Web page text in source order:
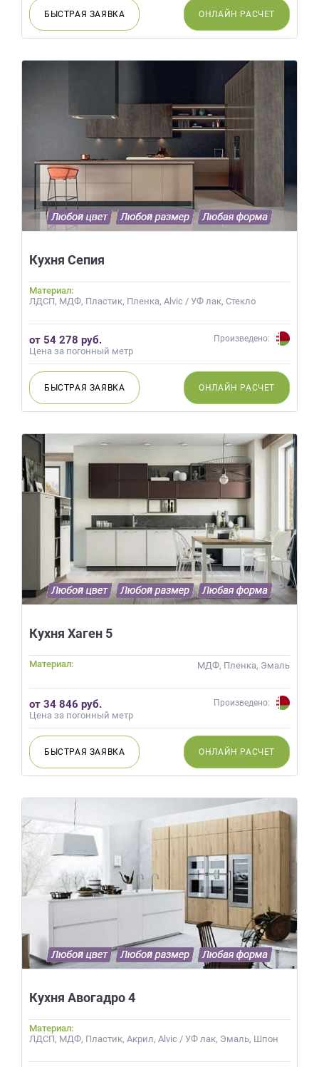
БЫСТРАЯ ЗАЯВКА ОНЛАЙН РАСЧЕТ
Кухня Сепия
Материал:
ЛДСП, МДФ, Пластик, Пленка, Alvic / УФ лак, Стекло
от 54 278 руб.
Цена за погонный метр
Произведено:
БЫСТРАЯ ЗАЯВКА ОНЛАЙН РАСЧЕТ
Кухня Хаген 5
Материал: МДФ, Пленка, Эмаль
от 34 846 руб.
Цена за погонный метр
Произведено:
БЫСТРАЯ ЗАЯВКА ОНЛАЙН РАСЧЕТ
Кухня Авогадро 4
Материал:
ЛДСП, МДФ, Пластик, Акрил, Alvic / УФ лак, Эмаль, Шпон